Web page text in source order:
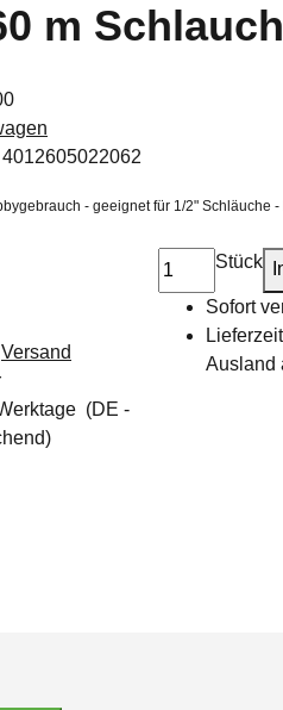
m
4012605022062
- geeignet für 1/2" Schläuche
Versand
(DE -
Stück
Sofort
Ausland